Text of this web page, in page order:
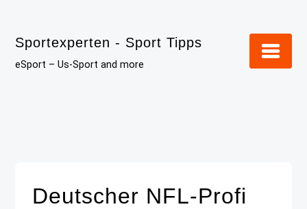
content
Sportexperten - Sport Tipps
eSport – Us-Sport and more
Deutscher NFL-Profi